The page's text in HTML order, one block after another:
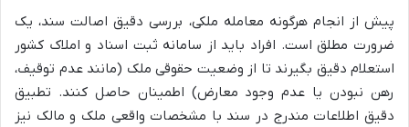
پیش از انجام هرگونه معامله ملکی، بررسی دقیق اصالت سند، یک
ضرورت مطلق است. افراد باید از سامانه ثبت اسناد و املاک کشور
استعلام دقیق بگیرند تا از وضعیت حقوقی ملک (مانند عدم توقیف،
رهن نبودن یا عدم وجود معارض) اطمینان حاصل کنند. تطبیق
دقیق اطلاعات مندرج در سند با مشخصات واقعی ملک و مالک نیز